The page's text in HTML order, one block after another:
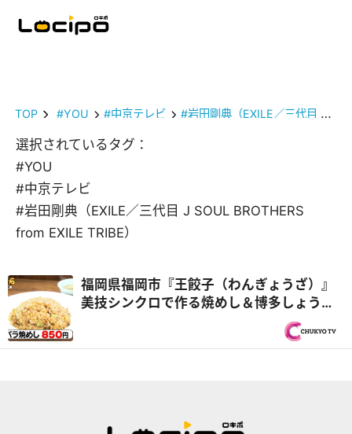
TOP #YOU #中京テレビ #岩田剛典（EXILE／三代目 J SOUL BROTHERS from EXILE TRIBE）
選択されているタグ：
#YOU
#中京テレビ
#岩田剛典（EXILE／三代目 J SOUL BROTHERS
from EXILE TRIBE）
福岡県福岡市『王餃子（わんぎょうざ）』
美技シンクロで作る焼めし＆博多しょうゆ
ラーメン！チームプレー親子3代中華『オモ